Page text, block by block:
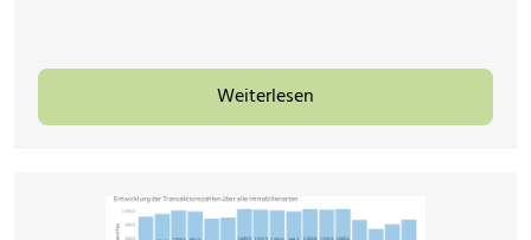
Weiterlesen